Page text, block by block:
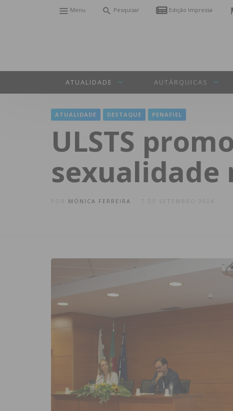
Menu Pesquisar Edição Impressa
ATUALIDADE AUTÁRQUICAS
ATUALIDADE DESTAQUE PENAFIEL
ULSTS
sexualidade
MÓNICA FERREIRA 7 DE SETEMBRO 2024